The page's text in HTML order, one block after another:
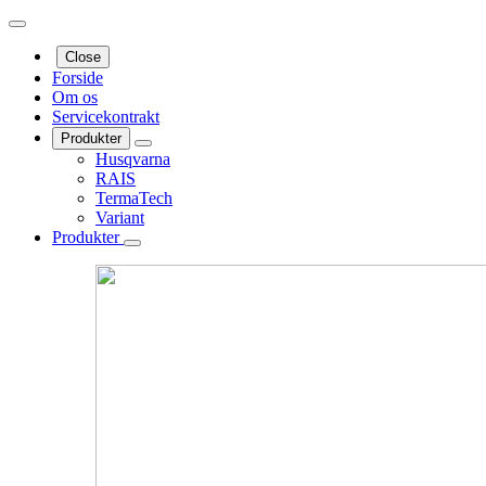
Close
Forside
Om os
Servicekontrakt
Produkter
Husqvarna
RAIS
TermaTech
Variant
Produkter